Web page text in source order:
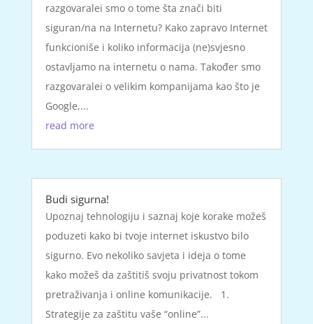
razgovaralei smo o tome šta znači biti
siguran/na na Internetu? Kako zapravo Internet
funkcioniše i koliko informacija (ne)svjesno
ostavljamo na internetu o nama. Također smo
razgovaralei o velikim kompanijama kao što je
Google,...
read more
Budi sigurna!
Upoznaj tehnologiju i saznaj koje korake možeš
poduzeti kako bi tvoje internet iskustvo bilo
sigurno. Evo nekoliko savjeta i ideja o tome
kako možeš da zaštitiš svoju privatnost tokom
pretraživanja i online komunikacije. 1.
Strategije za zaštitu vaše “online”...